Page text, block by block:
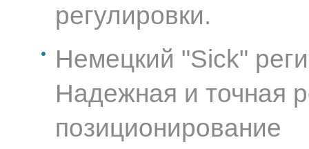
регулировки.
Немецкий "Sick"
Надежная и точная
позиционирование